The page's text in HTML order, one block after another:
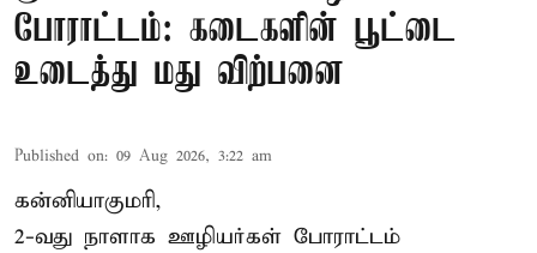
போராட்டம்: கடைகளின் பூட்டை
உடைத்து மது விற்பனை
Published on: 09 Aug 2026, 3:22 am
கன்னியாகுமரி,
2-வது நாளாக ஊழியர்கள் போராட்டம்